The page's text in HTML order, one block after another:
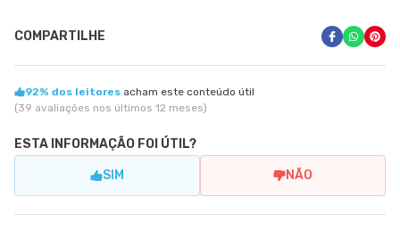
COMPARTILHE
92% dos leitores acham este conteúdo útil
(39 avaliações nos últimos 12 meses)
ESTA INFORMAÇÃO FOI ÚTIL?
SIM NÃO